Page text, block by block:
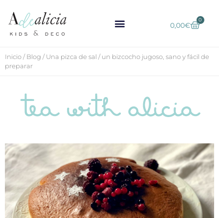
0,00€
0
Inicio/Blog /Una pizca de sal /un bizcocho jugoso, sano y fácil de
preparar